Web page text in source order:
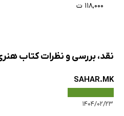
۱۱۸,۰۰۰ ت
نقد، بررسی و نظرات کتاب
SAHAR.MK
۱۴۰۴/۰۲/۲۳